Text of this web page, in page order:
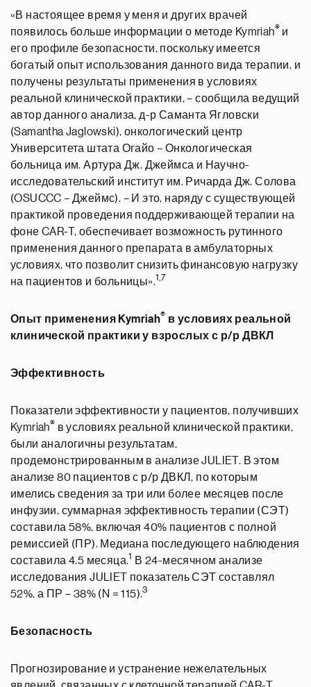
«В настоящее время у меня и других врачей
появилось больше информации о методе Kymriah® и
его профиле безопасности, поскольку имеется
богатый опыт использования данного вида терапии, и
получены результаты применения в условиях
реальной клинической практики, – сообщила ведущий
автор данного анализа, д-р Саманта Ягловски
(Samantha Jaglowski), онкологический центр
Университета штата Огайо – Онкологическая
больница им. Артура Дж. Джеймса и Научно-
исследовательский институт им. Ричарда Дж. Солова
(OSUCCC – Джеймс). – И это, наряду с существующей
практикой проведения поддерживающей терапии на
фоне CAR-T, обеспечивает возможность рутинного
применения данного препарата в амбулаторных
условиях, что позволит снизить финансовую нагрузку
на пациентов и больницы».1,7
Опыт применения Kymriah® в условиях реальной
клинической практики у взрослых с р/р ДВКЛ
Эффективность
Показатели эффективности у пациентов, получивших
Kymriah® в условиях реальной клинической практики,
были аналогичны результатам,
продемонстрированным в анализе JULIET. В этом
анализе 80 пациентов с р/р ДВКЛ, по которым
имелись сведения за три или более месяцев после
инфузии, суммарная эффективность терапии (СЭТ)
составила 58%, включая 40% пациентов с полной
ремиссией (ПР). Медиана последующего наблюдения
составила 4.5 месяца.1
В 24-месячном анализе
исследования JULIET показатель СЭТ составлял
52%, а ПР – 38% (N = 115).3
Безопасность
Прогнозирование и устранение нежелательных